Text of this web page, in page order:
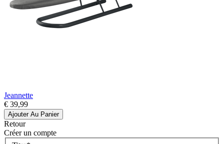
Jeannette
€ 39,99
Ajouter Au Panier
Retour
Créer un compte